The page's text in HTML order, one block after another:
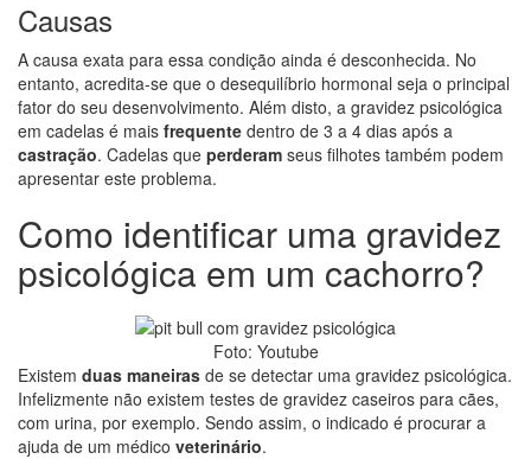
Causas
A causa exata para essa condição ainda é desconhecida. No
entanto, acredita-se que o desequilíbrio hormonal seja o principal
fator do seu desenvolvimento. Além disto, a gravidez psicológica
em cadelas é mais frequente dentro de 3 a 4 dias após a
castração. Cadelas que perderam seus filhotes também podem
apresentar este problema.
Como identificar uma gravidez
psicológica em um cachorro?
Foto: Youtube
Existem duas maneiras de se detectar uma gravidez psicológica.
Infelizmente não existem testes de gravidez caseiros para cães,
com urina, por exemplo. Sendo assim, o indicado é procurar a
ajuda de um médico veterinário.